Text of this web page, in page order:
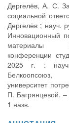
Дергелёв, А. С.
социальной
Дергелёв ; науч.
Инновационный
материалы
конференции
2025 г. :
Белкоопсоюз,
университет
П. Багрянцевой.
1 назв.